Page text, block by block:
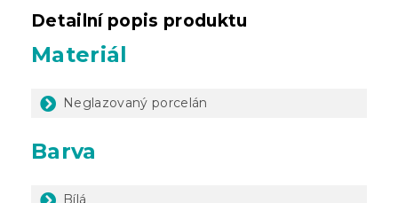
Detailní popis produktu
Materiál
Neglazovaný porcelán
Barva
Bílá